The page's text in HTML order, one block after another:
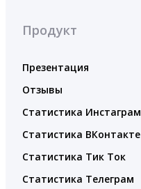
Продукт
Презентация
Отзывы
Статистика Инстаграм
Статистика ВКонтакте
Статистика Тик Ток
Статистика Телеграм